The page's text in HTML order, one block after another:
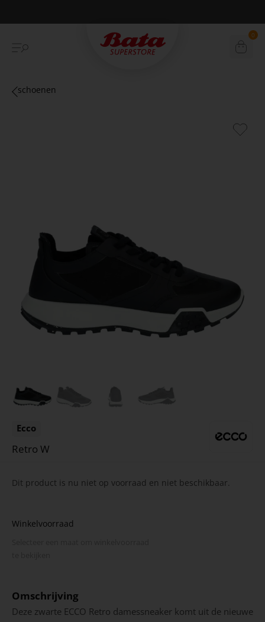
Betaal achteraf met Klarna 0
schoenen
Ecco
Retro W
Dit product is nu niet op voorraad en niet beschikbaar.
Winkelvoorraad
Omschrijving
Deze zwarte ECCO Retro damessneaker komt uit de nieuwe